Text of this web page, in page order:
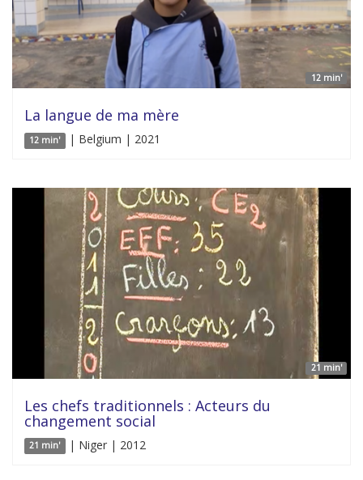
12 min'
La langue de ma mère
12 min' | Belgium | 2021
21 min'
Les chefs traditionnels : Acteurs du
changement social
21 min' | Niger | 2012